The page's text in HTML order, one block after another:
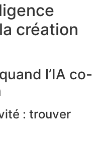
création
l’IA co-
: trouver